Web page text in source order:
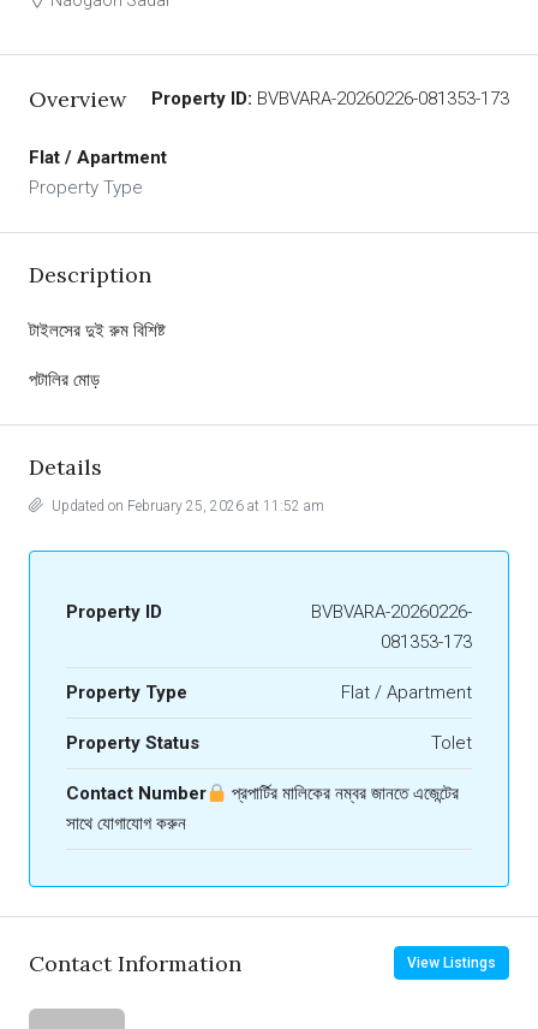
Overview Property ID: BVBVARA-20260226-081353-173
Flat / Apartment
Property Type
Description
টাইলসের দুই রুম বিশিষ্ট
পটালির মোড়
Details
Updated on February 25, 2026 at 11:52 am
Property ID
BVBVARA-20260226-
081353-173
Property Type Flat / Apartment
Property Status Tolet
Contact Number
প্রপার্টির মালিকের নম্বর জানতে এজেন্টের
সাথে যোগাযোগ করুন
Contact Information View Listings